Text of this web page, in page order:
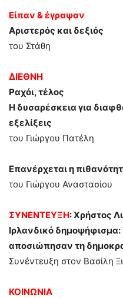
Είπαν & έγραψαν
Αριστερός και δεξιός
του Στάθη
ΔΙΕΘΝΗ
Ραχόι, τέλος
Η δυσαρέσκεια για
εξελίξεις
του Γιώργου Πατέλη
Επανέρχεται η
του Γιώργου Αναστασίου
ΣΥΝΕΝΤΕΥΞΗ: Χρήστος
Ιρλανδικό
αποσιώπησαν τη
Συνέντευξη στον Βασίλη
ΚΟΙΝΩΝΙΑ